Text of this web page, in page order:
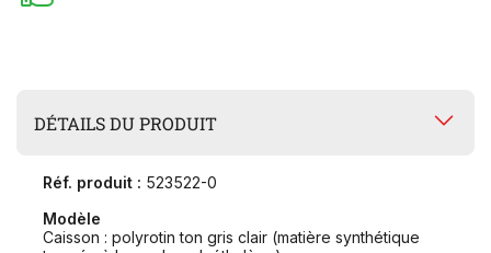
DÉTAILS DU PRODUIT
Réf. produit : 523522-0
Modèle
Caisson : polyrotin ton gris clair (matière synthétique